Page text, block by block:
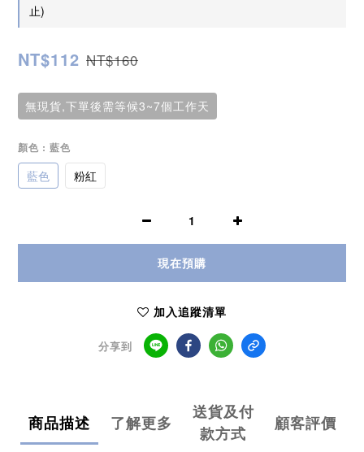
止)
NT$112 NT$160
無現貨,下單後需等候3~7個工作天
顏色 : 藍色
藍色 粉紅
現在預購
加入追蹤清單
分享到
商品描述 了解更多
送貨及付
款方式
顧客評價